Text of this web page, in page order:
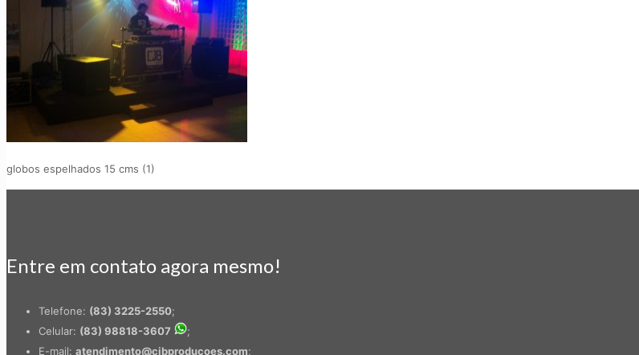
globos espelhados 15 cms (1)
Entre em contato agora mesmo!
Telefone: (83) 3225-2550;
Celular: (83) 98818-3607
;
E-mail: atendimento@cjbproducoes.com;